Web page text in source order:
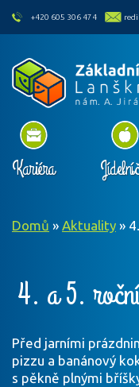
skip to main content
+420 605 306 474
Kariéra
Domů » Aktuality »
4. a 5.
Před jarními
pizzu a banánový
s pěkně plnými